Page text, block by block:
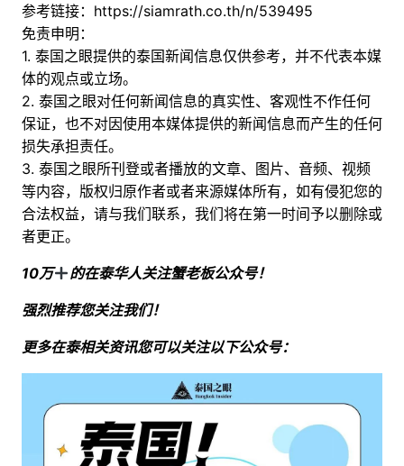
参考链接： https://siamrath.co.th/n/539495
免责申明：
1. 泰国之眼提供的泰国新闻信息仅供参考，并不代表本媒
体的观点或立场。
2. 泰国之眼对任何新闻信息的真实性、客观性不作任何
保证，也不对因使用本媒体提供的新闻信息而产生的任何
损失承担责任。
3. 泰国之眼所刊登或者播放的文章、图片、音频、视频
等内容，版权归原作者或者来源媒体所有，如有侵犯您的
合法权益，请与我们联系，我们将在第一时间予以删除或
者更正。
10万 的在泰华人关注蟹老板公众号！
强烈推荐您关注我们！
更多在泰相关资讯您可以关注以下公众号：